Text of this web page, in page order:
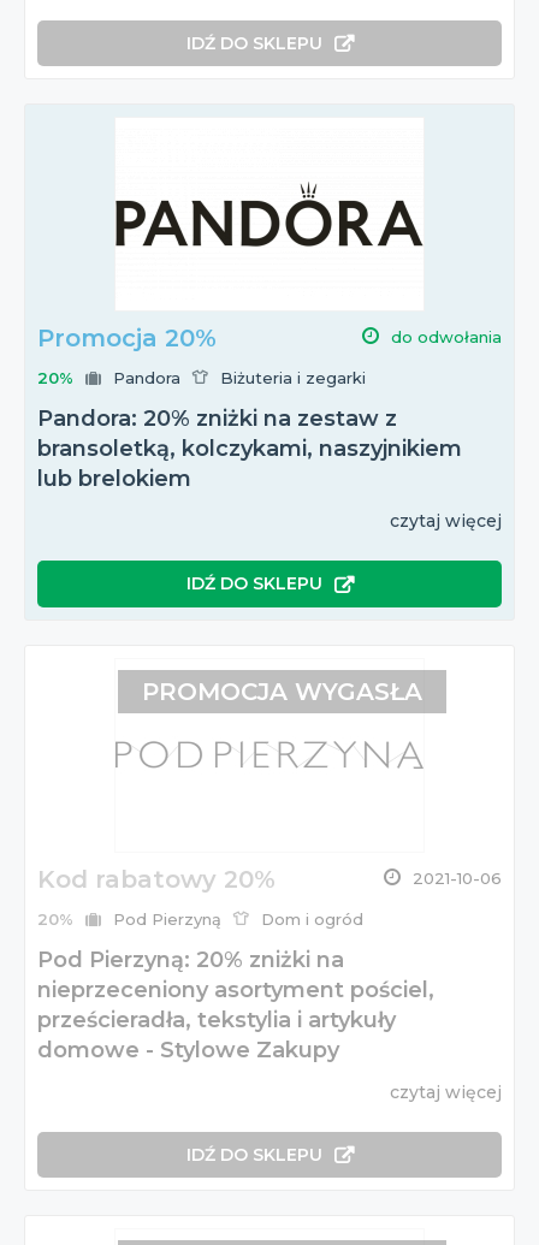
IDŹ DO SKLEPU
Promocja 20% do odwołania
20% Pandora Biżuteria i zegarki
Pandora: 20% zniżki na zestaw z
bransoletką, kolczykami, naszyjnikiem
lub brelokiem
czytaj więcej
IDŹ DO SKLEPU
Kod rabatowy 20% 2021-10-06
20% Pod Pierzyną Dom i ogród
Pod Pierzyną: 20% zniżki na
nieprzeceniony asortyment pościel,
prześcieradła, tekstylia i artykuły
domowe - Stylowe Zakupy
czytaj więcej
IDŹ DO SKLEPU
PROMOCJA WYGASŁA